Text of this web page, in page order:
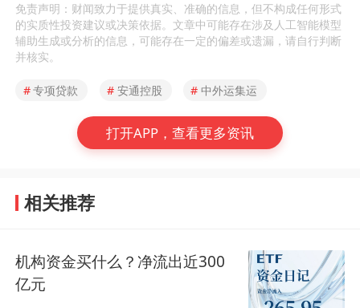
免责声明：财闻致力于提供真实、准确的信息，但不构成任何形式
的实质性投资建议或决策依据。文章中可能存在涉及人工智能模型
辅助生成或分析的信息，可能存在一定的偏差或遗漏，请自行判断
并核实。
#专项贷款 # 安通控股 # 中外运集运
打开APP，查看更多资讯
相关推荐
机构资金买什么？净流出近300
亿元